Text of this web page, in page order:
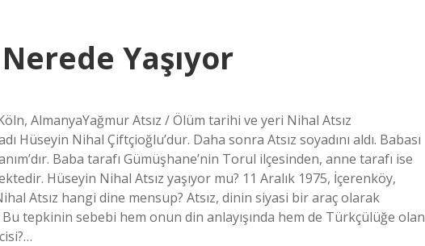
Yaşıyor
AlmanyaYağmur Atsız / Ölüm tarihi ve yeri Nihal Atsız
Hüseyin Nihal Çiftçioğlu’dur. Daha sonra Atsız soyadını aldı. Babası
Baba tarafı Gümüşhane’nin Torul ilçesinden, anne tarafı ise
Hüseyin Nihal Atsız yaşıyor mu? 11 Aralık 1975, İçerenköy,
Atsız hangi dine mensup? Atsız, dinin siyasi bir araç olarak
tepkinin sebebi hem onun din anlayışında hem de Türkçülüğe olan